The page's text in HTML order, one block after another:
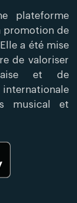
plateforme
promotion de
a été mise
de valoriser
et de
musical et